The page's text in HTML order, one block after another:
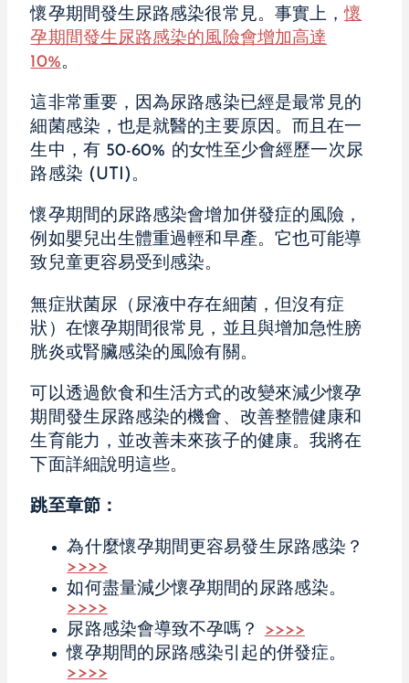
懷孕期間發生尿路感染很常見。事實上，懷
孕期間發生尿路感染的風險會增加高達
10%。
這非常重要，因為尿路感染已經是最常見的
細菌感染，也是就醫的主要原因。而且在一
生中，有 50-60% 的女性至少會經歷一次尿
路感染 (UTI)。
懷孕期間的尿路感染會增加併發症的風險，
例如嬰兒出生體重過輕和早產。它也可能導
致兒童更容易受到感染。
無症狀菌尿（尿液中存在細菌，但沒有症
狀）在懷孕期間很常見，並且與增加急性膀
胱炎或腎臟感染的風險有關。
可以透過飲食和生活方式的改變來減少懷孕
期間發生尿路感染的機會、改善整體健康和
生育能力，並改善未來孩子的健康。我將在
下面詳細說明這些。
跳至章節：
為什麼懷孕期間更容易發生尿路感染？
>>>>
如何盡量減少懷孕期間的尿路感染。
>>>>
尿路感染會導致不孕嗎？ >>>>
懷孕期間的尿路感染引起的併發症。
>>>>